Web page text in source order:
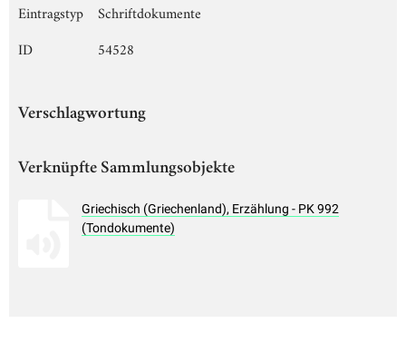
Eintragstyp
Schriftdokumente
ID
54528
Verschlagwortung
Verknüpfte Sammlungsobjekte
Griechisch (Griechenland), Erzählung - PK 992
(Tondokumente)